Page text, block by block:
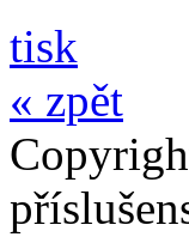
tisk
« zpět